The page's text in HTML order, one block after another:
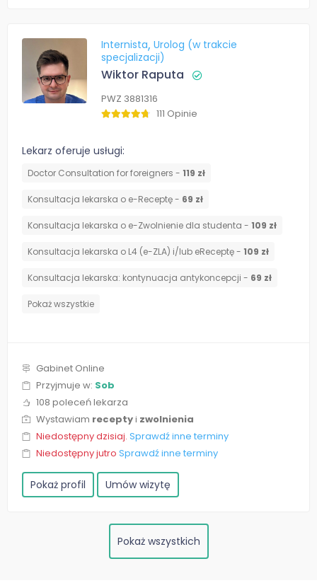
Internista Urolog (w trakcie
specjalizacji)
Wiktor Raputa
PWZ 3881316
111 Opinie
Lekarz oferuje usługi:
Doctor Consultation for foreigners - 119 zł
Konsultacja lekarska o e-Receptę - 69 zł
Konsultacja lekarska o e-Zwolnienie dla studenta - 109 zł
Konsultacja lekarska o L4 (e-ZLA) i/lub eReceptę - 109 zł
⁠Konsultacja lekarska: kontynuacja antykoncepcji - 69 zł
Pokaż wszystkie
Gabinet Online
Przyjmuje w: Sob
108 poleceń lekarza
Wystawiam receptyi zwolnienia
Niedostępny dzisiaj. Sprawdź inne terminy
Niedostępny jutro Sprawdź inne terminy
Pokaż profil Umów wizytę
Pokaż wszystkich